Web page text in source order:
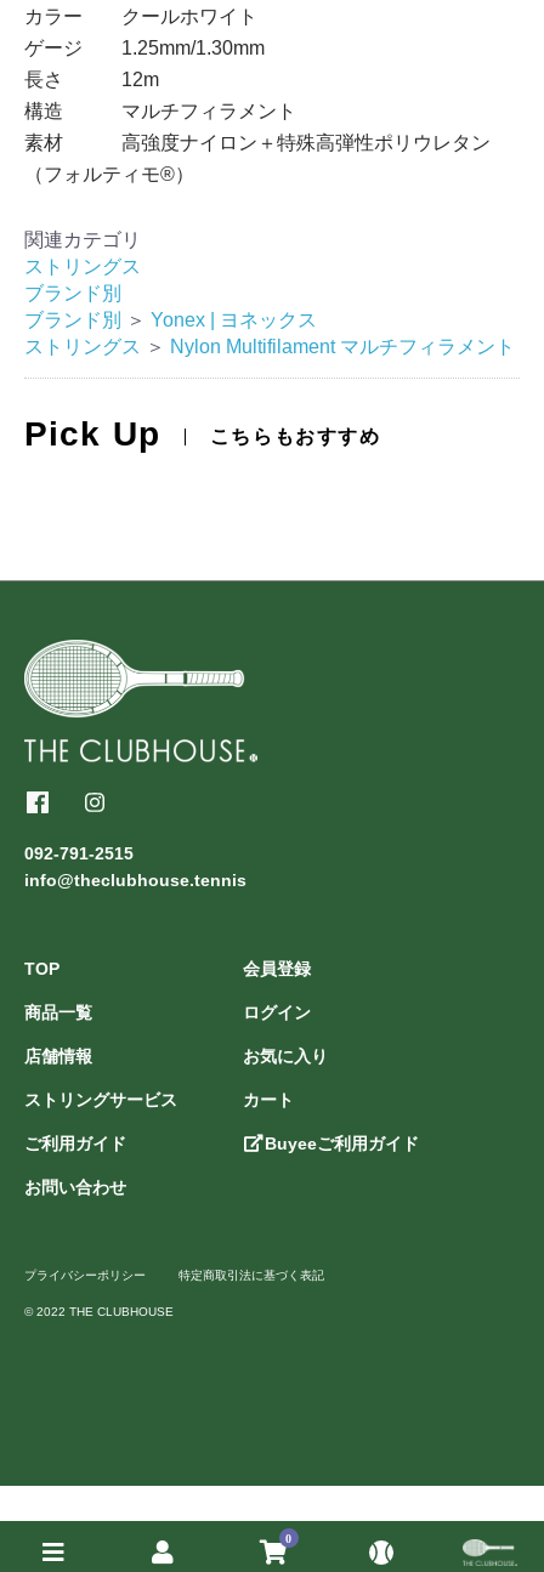
カラー クールホワイト
ゲージ 1.25mm/1.30mm
長さ 12m
構造 マルチフィラメント
素材 高強度ナイロン＋特殊高弾性ポリウレタン
（フォルティモ®）
関連カテゴリ
ストリングス
ブランド別
ブランド別
＞ Yonex | ヨネックス
ストリングス ＞ Nylon Multifilament マルチフィラメント
Pick Up こちらもおすすめ
092-791-2515
info@theclubhouse.tennis
TOP
商品一覧
店舗情報
ストリングサービス
ご利用ガイド
お問い合わせ
会員登録
ログイン
お気に入り
カート
Buyeeご利用ガイド
プライバシーポリシー 特定商取引法に基づく表記
© 2022 THE CLUBHOUSE
0